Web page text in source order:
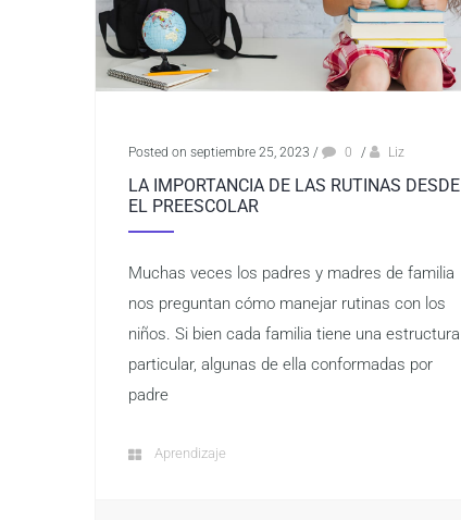
Posted on septiembre 25, 2023 / 0 / Liz
LA IMPORTANCIA DE LAS RUTINAS DESDE
EL PREESCOLAR
Muchas veces los padres y madres de familia
nos preguntan cómo manejar rutinas con los
niños. Si bien cada familia tiene una estructura
particular, algunas de ella conformadas por
padre
Aprendizaje